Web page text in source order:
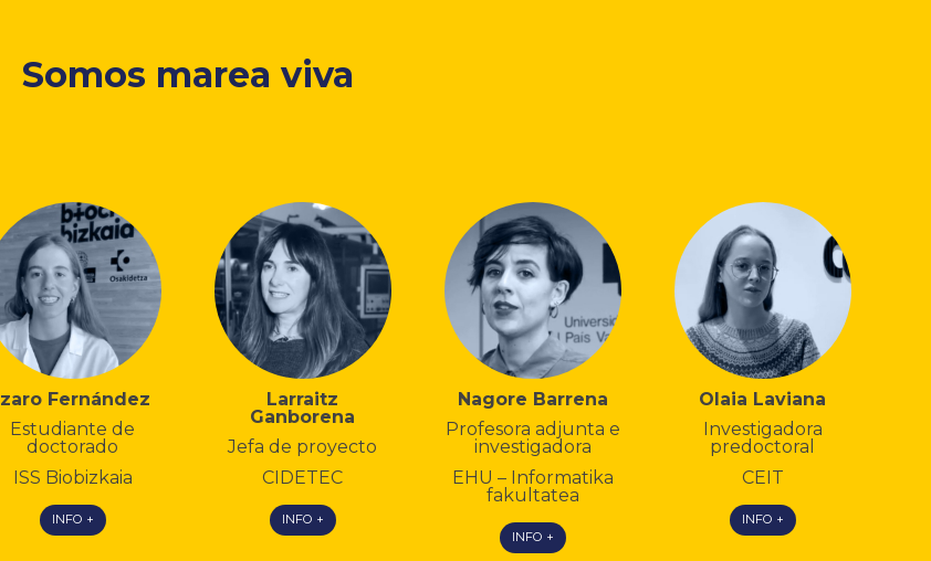
Somos marea viva
Izaro Fernández
Estudiante de
doctorado
ISS Biobizkaia
INFO +
Larraitz
Ganborena
Jefa de proyecto
CIDETEC
INFO +
Nagore Barrena
Profesora adjunta e
investigadora
EHU – Informatika
fakultatea
INFO +
Olaia Laviana
Investigadora
predoctoral
CEIT
INFO +